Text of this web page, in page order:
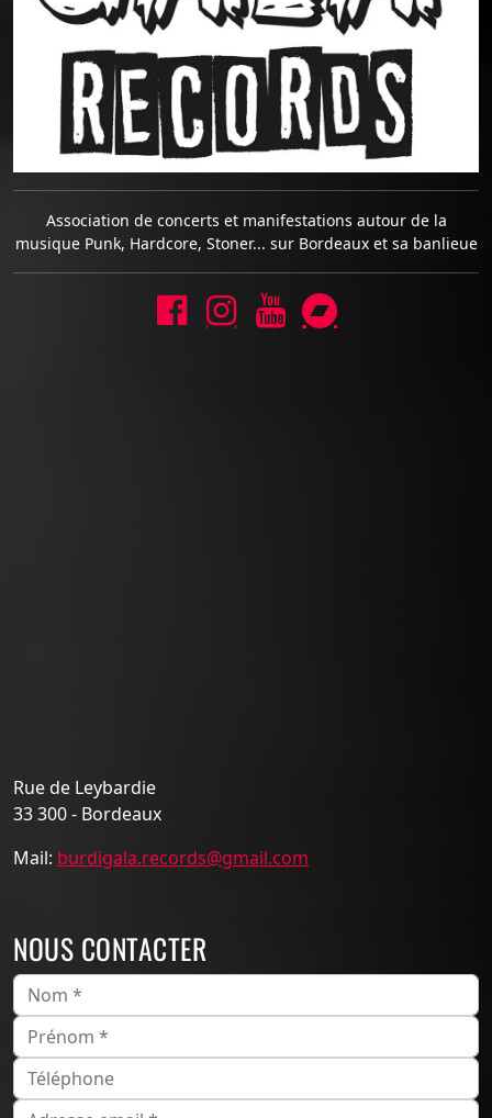
Association de concerts et manifestations autour de la
musique Punk, Hardcore, Stoner... sur Bordeaux et sa banlieue
Rue de Leybardie
33 300 - Bordeaux
Mail: burdigala.records@gmail.com
NOUS CONTACTER